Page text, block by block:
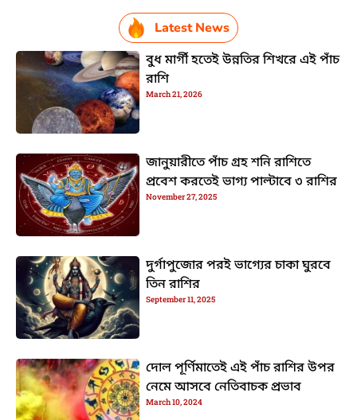
Latest News
বুধ মার্গী হতেই উন্নতির শিখরে এই পাঁচ
রাশি
March 21, 2026
জানুয়ারীতে পাঁচ গ্রহ শনি রাশিতে
প্রবেশ করতেই ভাগ্য পাল্টাবে ৩ রাশির
November 27, 2025
দুর্গাপুজোর পরই ভাগ্যের চাকা ঘুরবে
তিন রাশির
September 11, 2025
দোল পূর্ণিমাতেই এই পাঁচ রাশির উপর
নেমে আসবে নেতিবাচক প্রভাব
March 10, 2024